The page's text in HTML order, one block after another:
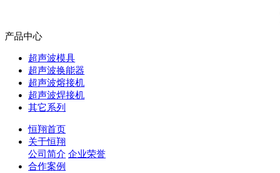
产品中心
超声波模具
超声波换能器
超声波熔接机
超声波焊接机
其它系列
恒翔首页
关于恒翔
公司简介 企业荣誉
合作案例